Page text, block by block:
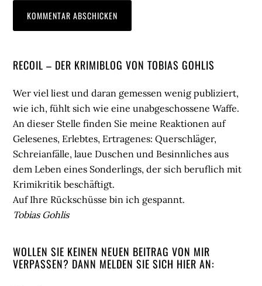
Seitenspalte
RECOIL – DER KRIMIBLOG VON TOBIAS GOHLIS
Wer viel liest und daran gemessen wenig publiziert,
wie ich, fühlt sich wie eine unabgeschossene Waffe.
An dieser Stelle finden Sie meine Reaktionen auf
Gelesenes, Erlebtes, Ertragenes: Querschläger,
Schreianfälle, laue Duschen und Besinnliches aus
dem Leben eines Sonderlings, der sich beruflich mit
Krimikritik beschäftigt.
Auf Ihre Rückschüsse bin ich gespannt.
Tobias Gohlis
WOLLEN SIE KEINEN NEUEN BEITRAG VON MIR
VERPASSEN? DANN MELDEN SIE SICH HIER AN: